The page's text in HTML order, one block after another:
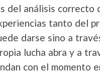
del análisis
tanto del
darse sino a
lucha abra y a
con el momento